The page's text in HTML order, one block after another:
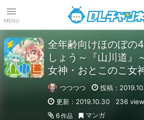
MENU
全年齢向けほのぼの
しょう～『山川道』
女神・おとこのこ女
つつつつ
投稿：
更新：2019.10.30
236 view
6作品 マンガ